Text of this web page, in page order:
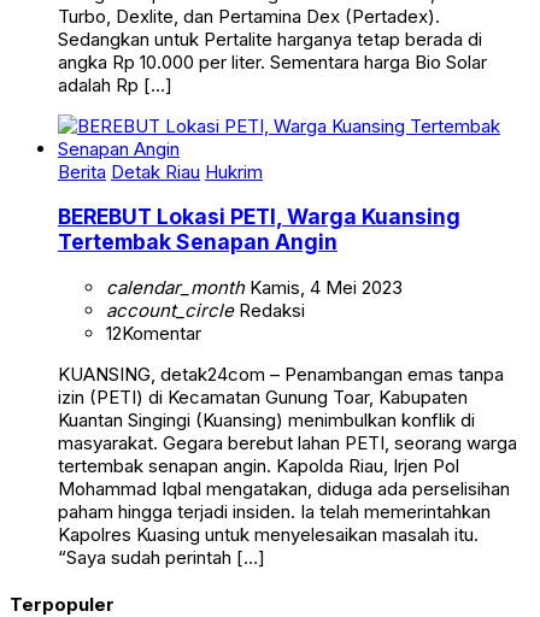
Turbo, Dexlite, dan Pertamina Dex (Pertadex).
Sedangkan untuk Pertalite harganya tetap berada di
angka Rp 10.000 per liter. Sementara harga Bio Solar
adalah Rp […]
Berita Detak Riau Hukrim
BEREBUT Lokasi PETI, Warga Kuansing
Tertembak Senapan Angin
calendar_monthKamis, 4 Mei 2023
account_circleRedaksi
12Komentar
KUANSING, detak24com – Penambangan emas tanpa
izin (PETI) di Kecamatan Gunung Toar, Kabupaten
Kuantan Singingi (Kuansing) menimbulkan konflik di
masyarakat. Gegara berebut lahan PETI, seorang warga
tertembak senapan angin. Kapolda Riau, Irjen Pol
Mohammad Iqbal mengatakan, diduga ada perselisihan
paham hingga terjadi insiden. Ia telah memerintahkan
Kapolres Kuasing untuk menyelesaikan masalah itu.
“Saya sudah perintah […]
Terpopuler